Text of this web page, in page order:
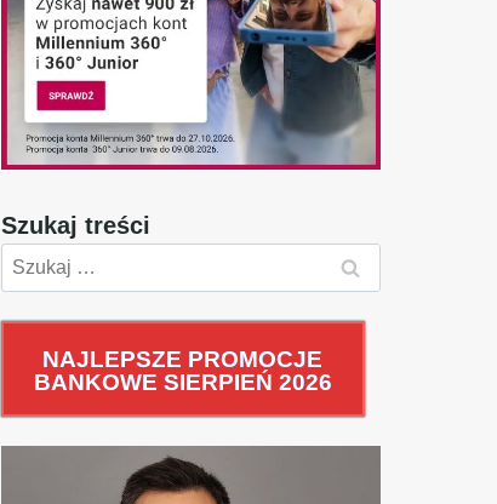
Szukaj treści
Szukaj:
NAJLEPSZE PROMOCJE
BANKOWE SIERPIEŃ 2026